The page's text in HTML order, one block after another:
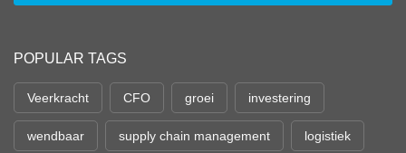
POPULAR TAGS
Veerkracht CFO groei investering
wendbaar supply chain management logistiek